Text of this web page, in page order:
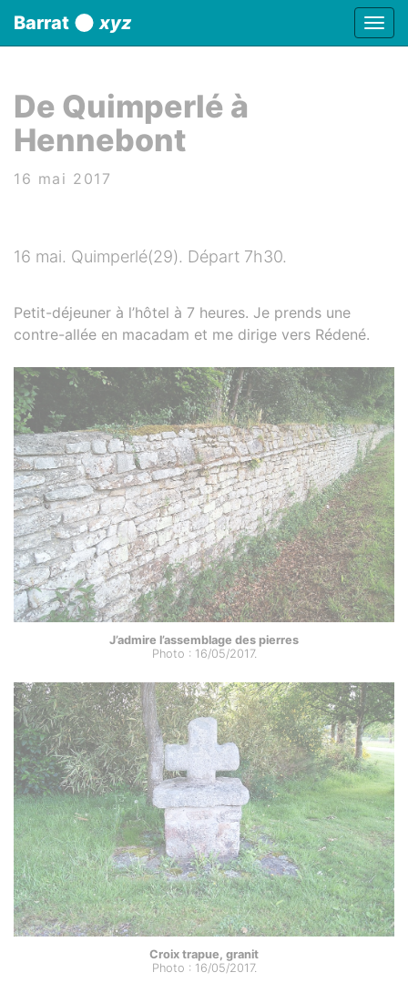
Barrat xyz
De Quimperlé à
Hennebont
16 mai 2017
16 mai. Quimperlé(29). Départ 7h30.
Petit-déjeuner à l’hôtel à 7 heures. Je prends une
contre-allée en macadam et me dirige vers Rédené.
J’admire l’assemblage des pierres
Photo : 16/05/2017.
Croix trapue, granit
Photo : 16/05/2017.
Panneau de gestion des cookies